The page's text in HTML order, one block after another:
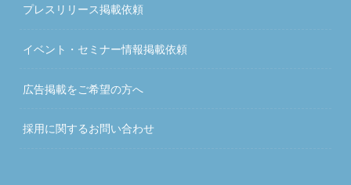
プレスリリース掲載依頼
イベント・セミナー情報掲載依頼
広告掲載をご希望の方へ
採用に関するお問い合わせ